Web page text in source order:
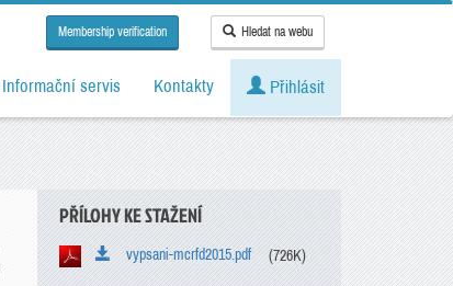
Membership verification Hledat na webu
Informační servis Kontakty Přihlásit
PŘÍLOHY KE STAŽENÍ
vypsani-mcrfd2015.pdf (726K)